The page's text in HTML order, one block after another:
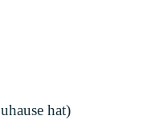
hat)